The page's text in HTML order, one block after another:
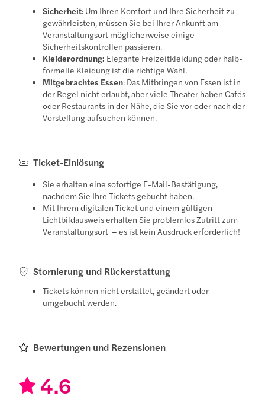
Sicherheit: Um Ihren Komfort und Ihre Sicherheit zu
gewährleisten, müssen Sie bei Ihrer Ankunft am
Veranstaltungsort möglicherweise einige
Sicherheitskontrollen passieren.
Kleiderordnung: Elegante Freizeitkleidung oder halb-
formelle Kleidung ist die richtige Wahl.
Mitgebrachtes Essen: Das Mitbringen von Essen ist in
der Regel nicht erlaubt, aber viele Theater haben Cafés
oder Restaurants in der Nähe, die Sie vor oder nach der
Vorstellung aufsuchen können.
Ticket-Einlösung
Sie erhalten eine sofortige E-Mail-Bestätigung,
nachdem Sie Ihre Tickets gebucht haben.
Mit Ihrem digitalen Ticket und einem gültigen
Lichtbildausweis erhalten Sie problemlos Zutritt zum
Veranstaltungsort – es ist kein Ausdruck erforderlich!
Stornierung und Rückerstattung
Tickets können nicht erstattet, geändert oder
umgebucht werden.
Bewertungen und Rezensionen
4.6